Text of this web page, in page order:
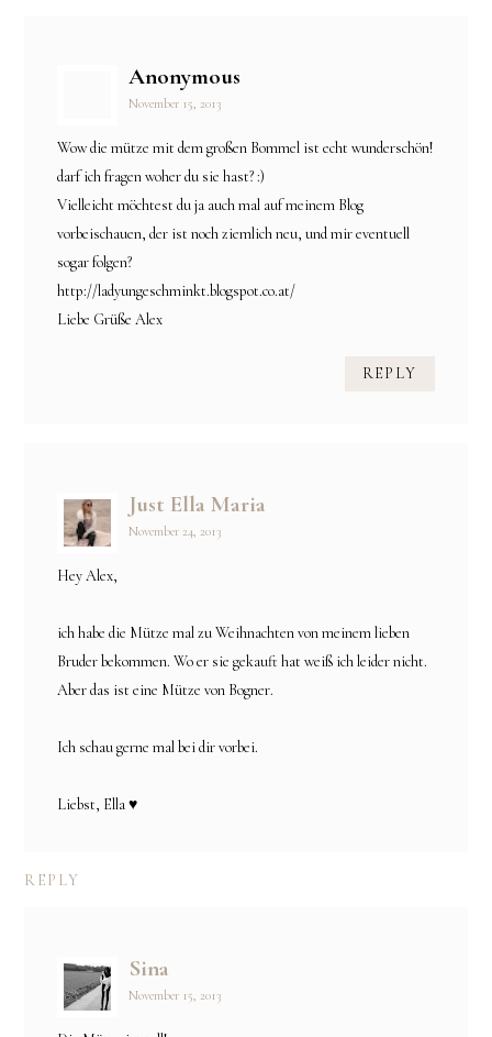
Anonymous
November 15, 2013
Wow die mütze mit dem großen Bommel ist echt wunderschön!
darf ich fragen woher du sie hast? :)
Vielleicht möchtest du ja auch mal auf meinem Blog
vorbeischauen, der ist noch ziemlich neu, und mir eventuell
sogar folgen?
http://ladyungeschminkt.blogspot.co.at/
Liebe Grüße Alex
REPLY
Just Ella Maria
November 24, 2013
Hey Alex,
ich habe die Mütze mal zu Weihnachten von meinem lieben
Bruder bekommen. Wo er sie gekauft hat weiß ich leider nicht.
Aber das ist eine Mütze von Bogner.
Ich schau gerne mal bei dir vorbei.
Liebst, Ella ♥
REPLY
Sina
November 15, 2013